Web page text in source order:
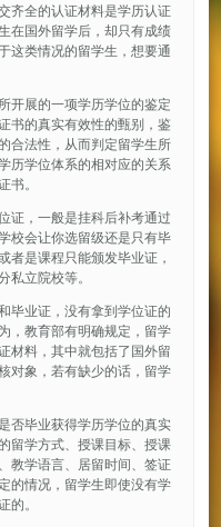
齐全的认证材料是学历认证
在国外留学后，却只有成绩
这类情况的留学生，想要通
开展的一项学历学位的鉴定
书的真实有效性的甄别，鉴
合法性，从而判定留学生所
历学位体系的相对应的关系
。
证，一般是挂科后补考通过
校会让你选留级还是只有毕
者是课程只能颁发毕业证，
立院校等。
毕业证，没有拿到学位证的
，教育部有明确规定，留学
材料，其中就包括了国外留
对象，若有缺少的话，留学
否毕业获得学历学位的真实
留学方式、授课目标、授课
教学语言、居留时间、签证
的情况，留学生即使没有学
。